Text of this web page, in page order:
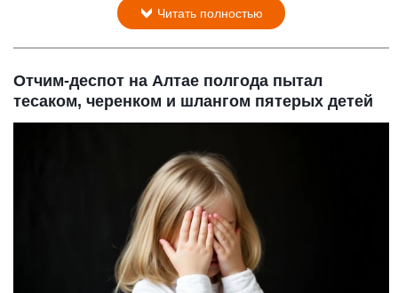
Читать полностью
Отчим-деспот на Алтае полгода пытал
тесаком, черенком и шлангом пятерых детей